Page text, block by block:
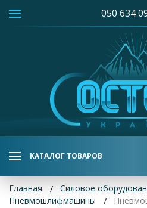
050 634
КАТАЛОГ ТОВАРОВ
Главная
Силовое
Пневмошлифмашины